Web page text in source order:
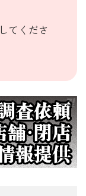
してくださ